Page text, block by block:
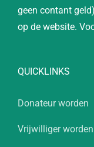
geen contant
op de website.
QUICKLINKS
Donateur worden
Vrijwilliger worden